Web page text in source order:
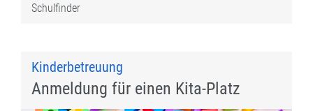
Schulfinder
Kinderbetreuung
Anmeldung für einen Kita-Platz